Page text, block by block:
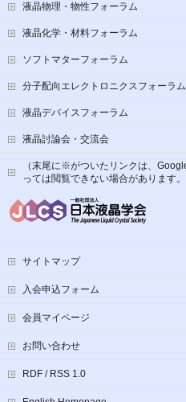
液晶物理・物性フォーラム
液晶化学・材料フォーラム
ソフトマターフォーラム
分子配向エレクトロニクスフォーラ
液晶デバイスフォーラム
液晶討論会・交流会
（末尾に※がついたリンクは、
っては閲覧できない場合があります。
サイトマップ
入会申込フォーム
会員マイページ
お問い合わせ
RDF / RSS 1.0